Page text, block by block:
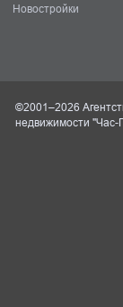
Новостройки
©2001–2026
недвижимости "Час-